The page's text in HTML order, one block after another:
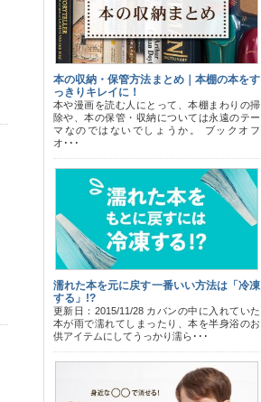
本の収納・保管方法まとめ｜本棚の本をす
っきりキレイに！
本や漫画を読む人にとって、本棚まわりの掃
除や、本の保管・収納については永遠のテー
マなのではないでしょうか。 ブックオフ
オ･･･
濡れた本を元に戻す一番いい方法は「冷凍
する」!?
更新日：2015/11/28 カバンの中に入れていた
本が雨で濡れてしまったり、本を半身浴のお
供アイテムにしてうっかり濡ら･･･